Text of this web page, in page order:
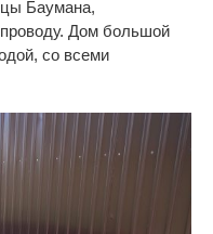
Баумана,
Дом большой
со всеми